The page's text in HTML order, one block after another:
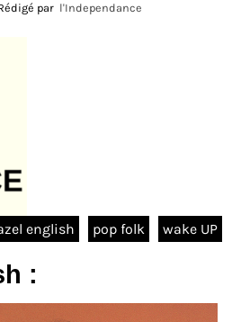
par l'Independance
english pop folk wake UP
: